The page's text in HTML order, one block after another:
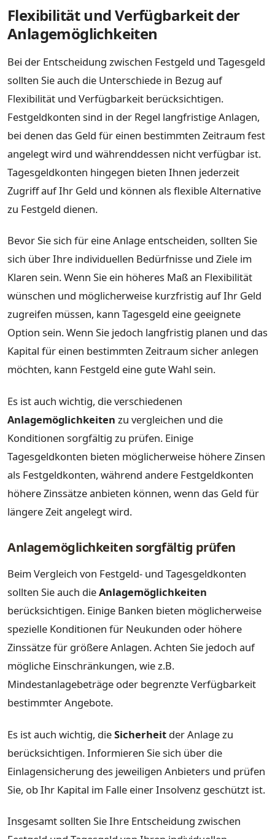
Flexibilität und Verfügbarkeit der
Anlagemöglichkeiten
Bei der Entscheidung zwischen Festgeld und Tagesgeld
sollten Sie auch die Unterschiede in Bezug auf
Flexibilität und Verfügbarkeit berücksichtigen.
Festgeldkonten sind in der Regel langfristige Anlagen,
bei denen das Geld für einen bestimmten Zeitraum fest
angelegt wird und währenddessen nicht verfügbar ist.
Tagesgeldkonten hingegen bieten Ihnen jederzeit
Zugriff auf Ihr Geld und können als flexible Alternative
zu Festgeld dienen.
Bevor Sie sich für eine Anlage entscheiden, sollten Sie
sich über Ihre individuellen Bedürfnisse und Ziele im
Klaren sein. Wenn Sie ein höheres Maß an Flexibilität
wünschen und möglicherweise kurzfristig auf Ihr Geld
zugreifen müssen, kann Tagesgeld eine geeignete
Option sein. Wenn Sie jedoch langfristig planen und das
Kapital für einen bestimmten Zeitraum sicher anlegen
möchten, kann Festgeld eine gute Wahl sein.
Es ist auch wichtig, die verschiedenen
Anlagemöglichkeiten zu vergleichen und die
Konditionen sorgfältig zu prüfen. Einige
Tagesgeldkonten bieten möglicherweise höhere Zinsen
als Festgeldkonten, während andere Festgeldkonten
höhere Zinssätze anbieten können, wenn das Geld für
längere Zeit angelegt wird.
Anlagemöglichkeiten sorgfältig prüfen
Beim Vergleich von Festgeld- und Tagesgeldkonten
sollten Sie auch dieAnlagemöglichkeiten
berücksichtigen. Einige Banken bieten möglicherweise
spezielle Konditionen für Neukunden oder höhere
Zinssätze für größere Anlagen. Achten Sie jedoch auf
mögliche Einschränkungen, wie z.B.
Mindestanlagebeträge oder begrenzte Verfügbarkeit
bestimmter Angebote.
Es ist auch wichtig, dieSicherheit der Anlage zu
berücksichtigen. Informieren Sie sich über die
Einlagensicherung des jeweiligen Anbieters und prüfen
Sie, ob Ihr Kapital im Falle einer Insolvenz geschützt ist.
Insgesamt sollten Sie Ihre Entscheidung zwischen